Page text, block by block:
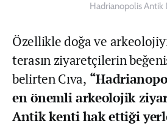
Hadrianopolis Antik
Özellikle doğa ve
terasın ziyaretçilerin
belirten Cıva,
en önemli arkeolojik
Antik kenti hak ettiği